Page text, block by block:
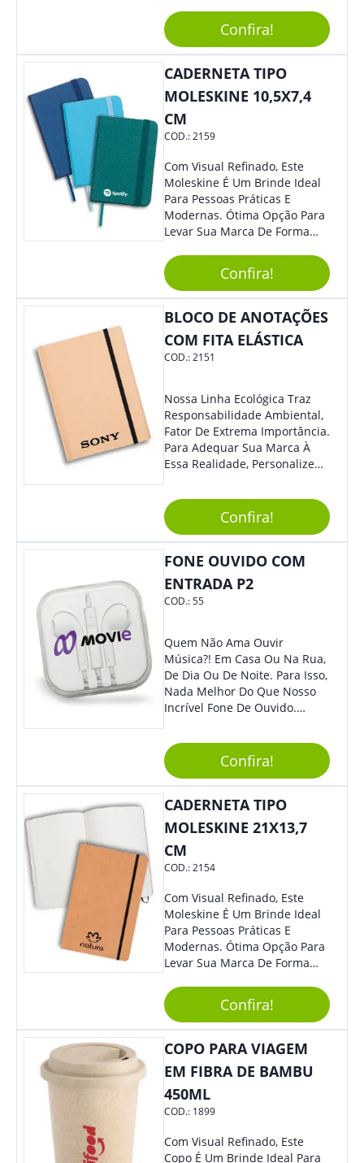
Estilo E Surpreender À Todos.
Versátil, O Brinde Se Adequa
À Feiras, Eventos E Até Mesmo
Datas Especiais.
Confira!
CADERNETA TIPO
MOLESKINE 10,5X7,4
CM
COD.:2159
Com Visual Refinado, Este
Moleskine É Um Brinde Ideal
Para Pessoas Práticas E
Modernas. Ótima Opção Para
Levar Sua Marca De Forma
Sua Empresa Em Eventos,
Reuniões Corporativas Ou Até
Mesmo Para Presentear
Colaboradores E Parceiros De
Confira!
BLOCO DE ANOTAÇÕES
COM FITA ELÁSTICA
COD.:2151
Nossa Linha Ecológica Traz
Responsabilidade Ambiental,
Fator De Extrema Importância.
Para Adequar Sua Marca À
Essa Realidade, Personalize
Anotações Com Post-It E
Caneta. Elaborado A Partir De
Material Reciclado, O Brinde
Também É Prático, Tornando-
Se Assim Excelente Para Uso
Cotidiano. Perfeito, Não É?!
Confira!
FONE OUVIDO COM
ENTRADA P2
COD.:55
Quem Não Ama Ouvir
Música?! Em Casa Ou Na Rua,
De Dia Ou De Noite. Para Isso,
Nada Melhor Do Que Nosso
Incrível Fone De Ouvido.
De Excelente Qualidade, E
Contando Com Tamanho De
Fio Ideal Para Se Movimentar
Com Mais Liberdade, É O
Brinde Que Seus Clientes E
Colaboradores Mais Querem!
Não Fique De Fora! Ofereça
Em Eventos, Feiras E
Congressos, E Tenha Sua
Confira!
CADERNETA TIPO
MOLESKINE 21X13,7
CM
COD.:2154
Com Visual Refinado, Este
Moleskine É Um Brinde Ideal
Para Pessoas Práticas E
Modernas. Ótima Opção Para
Levar Sua Marca De Forma
Sua Empresa Em Eventos,
Reuniões Corporativas Ou Até
Mesmo Para Presentear
Colaboradores E Parceiros De
Confira!
COPO PARA VIAGEM
EM FIBRA DE BAMBU
450ML
COD.: 1899
Com Visual Refinado, Este
Copo É Um Brinde Ideal Para